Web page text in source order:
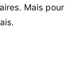
Mais pour